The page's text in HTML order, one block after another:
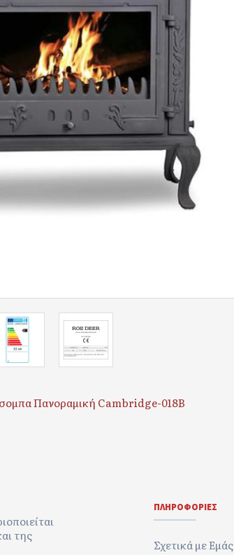
Πανοραμική Cambridge-018B
της
ΠΛΗΡΟΦΟΡΊΕΣ
Σχετικά με Εμάς